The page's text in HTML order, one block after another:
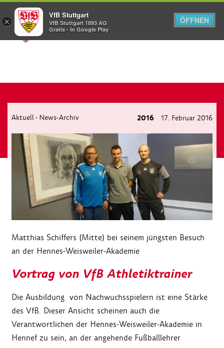
Menü
Aktuell › News-Archiv 2016 17. Februar 2016
Matthias Schiffers (Mitte) bei seinem jüngsten Besuch
an der Hennes-Weisweiler-Akademie
Vortrag von VfB Athletiktrainer
Die Ausbildung von Nachwuchsspielern ist eine Stärke
des VfB. Dieser Ansicht scheinen auch die
Verantwortlichen der Hennes-Weisweiler-Akademie in
Hennef zu sein, an der angehende Fußballlehrer
×
VfB Stuttgart
VfB Stuttgart 1893 AG
Gratis - In Google Play
ÖFFNEN